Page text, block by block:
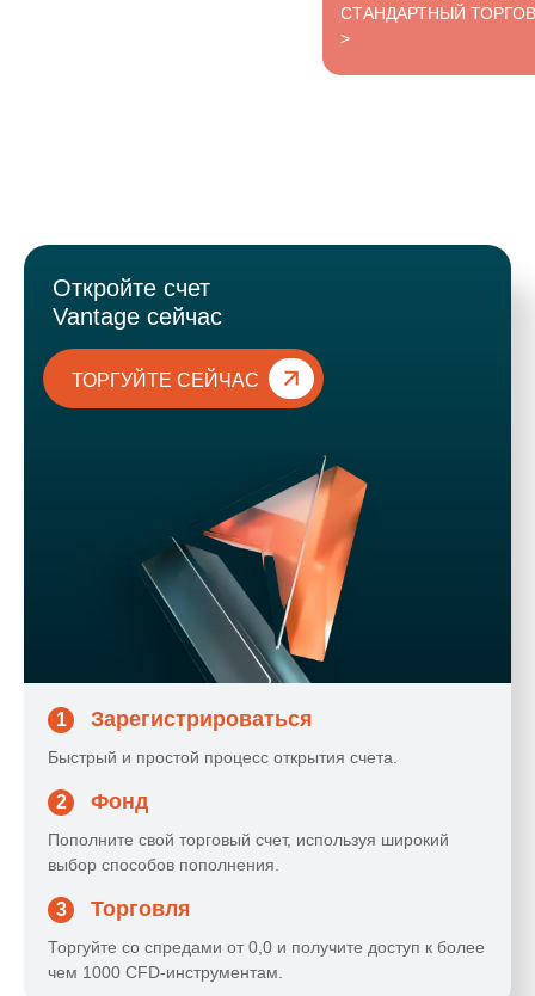
СТАНДАРТНЫЙ
>
Откройте счет
Vantage сейчас
ТОРГУЙТЕ СЕЙЧАС
1 Зарегистрироваться
Быстрый и простой процесс открытия счета.
2 Фонд
Пополните свой торговый счет, используя широкий
выбор способов пополнения.
3 Торговля
Торгуйте со спредами от 0,0 и получите доступ к более
чем 1000 CFD-инструментам.